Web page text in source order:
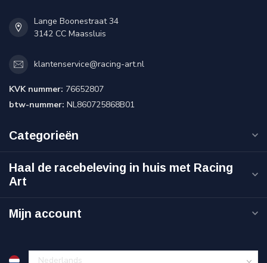
Lange Boonestraat 34
3142 CC Maassluis
klantenservice@racing-art.nl
KVK nummer: 76652807
btw-nummer: NL860725868B01
Categorieën
Haal de racebeleving in huis met Racing
Art
Mijn account